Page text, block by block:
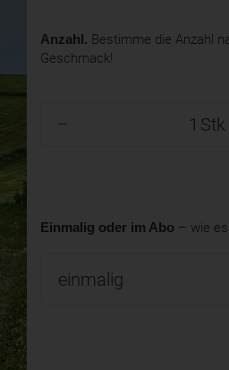
Anzahl. Bestimme die Anzahl
Geschmack!
Stk
Einmalig oder im Abo – wie